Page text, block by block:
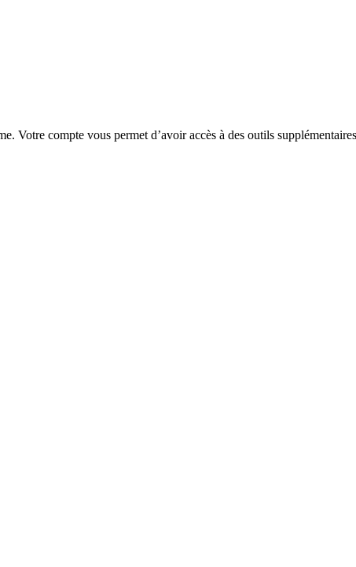
Votre compte vous permet d’avoir accès à des outils